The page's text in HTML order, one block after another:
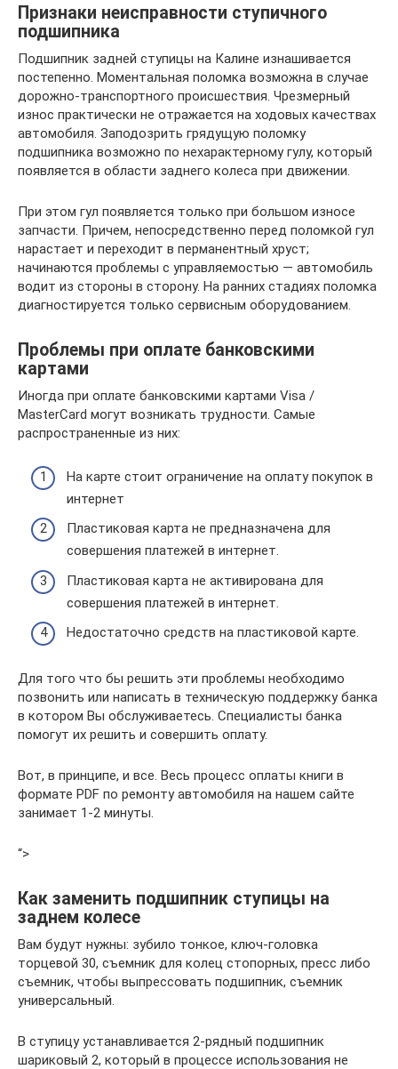
Признаки неисправности ступичного
подшипника
Подшипник задней ступицы на Калине изнашивается
постепенно. Моментальная поломка возможна в случае
дорожно-транспортного происшествия. Чрезмерный
износ практически не отражается на ходовых качествах
автомобиля. Заподозрить грядущую поломку
подшипника возможно по нехарактерному гулу, который
появляется в области заднего колеса при движении.
При этом гул появляется только при большом износе
запчасти. Причем, непосредственно перед поломкой гул
нарастает и переходит в перманентный хруст;
начинаются проблемы с управляемостью — автомобиль
водит из стороны в сторону. На ранних стадиях поломка
диагностируется только сервисным оборудованием.
Проблемы при оплате банковскими
картами
Иногда при оплате банковскими картами Visa /
MasterCard могут возникать трудности. Самые
распространенные из них:
На карте стоит ограничение на оплату покупок в
интернет
Пластиковая карта не предназначена для
совершения платежей в интернет.
Пластиковая карта не активирована для
совершения платежей в интернет.
Недостаточно средств на пластиковой карте.
Для того что бы решить эти проблемы необходимо
позвонить или написать в техническую поддержку банка
в котором Вы обслуживаетесь. Специалисты банка
помогут их решить и совершить оплату.
Вот, в принципе, и все. Весь процесс оплаты книги в
формате PDF по ремонту автомобиля на нашем сайте
занимает 1-2 минуты.
“>
Как заменить подшипник ступицы на
заднем колесе
Вам будут нужны: зубило тонкое, ключ-головка
торцевой 30, съемник для колец стопорных, пресс либо
съемник, чтобы выпрессовать подшипник, съемник
универсальный.
В ступицу устанавливается 2-рядный подшипник
шариковый 2, который в процессе использования не